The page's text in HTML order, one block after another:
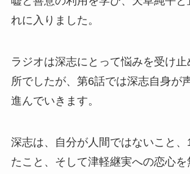
れに入りました。
ラジオは深志にとって悩みを受け
所でしたが、第6話では深志自身が
進んでいきます。
深志は、自分が人間ではないこと、
たこと、そして津軽継実への恋心